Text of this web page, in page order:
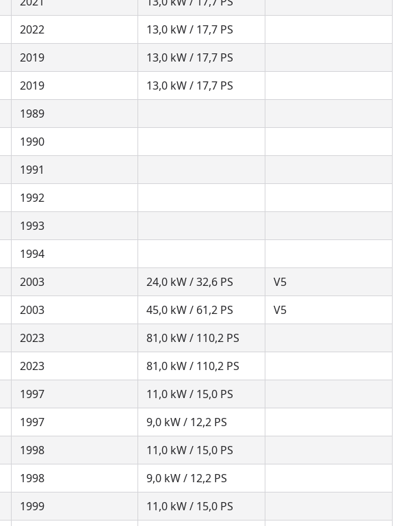
2022
13,0 kW / 17,7 PS
2019
13,0 kW / 17,7 PS
2019
13,0 kW / 17,7 PS
1989
1990
1991
1992
1993
1994
2003 24,0 kW / 32,6 PS
V5
2003 45,0 kW / 61,2 PS
V5
2023
81,0 kW / 110,2 PS
2023
81,0 kW / 110,2 PS
1997
11,0 kW / 15,0 PS
1997
9,0 kW / 12,2 PS
1998
11,0 kW / 15,0 PS
1998
9,0 kW / 12,2 PS
1999
11,0 kW / 15,0 PS